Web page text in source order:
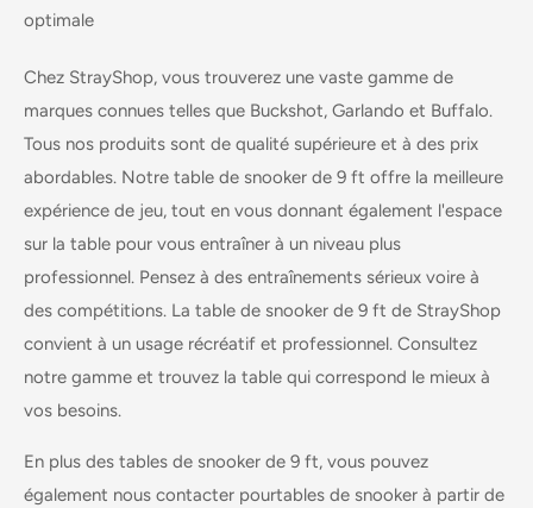
optimale
Chez StrayShop, vous trouverez une vaste gamme de
marques connues telles que Buckshot, Garlando et Buffalo.
Tous nos produits sont de qualité supérieure et à des prix
abordables. Notre table de snooker de 9 ft offre la meilleure
expérience de jeu, tout en vous donnant également l'espace
sur la table pour vous entraîner à un niveau plus
professionnel. Pensez à des entraînements sérieux voire à
des compétitions. La table de snooker de 9 ft de StrayShop
convient à un usage récréatif et professionnel. Consultez
notre gamme et trouvez la table qui correspond le mieux à
vos besoins.
En plus des tables de snooker de 9 ft, vous pouvez
également nous contacter pourtables de snooker à partir de